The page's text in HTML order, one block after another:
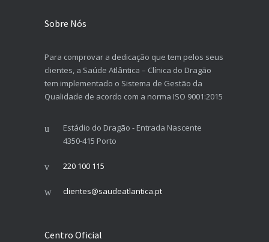
Sobre Nós
Para comprovar a dedicação que tem pelos seus
clientes, a Saúde Atlântica – Clínica do Dragão
tem implementado o Sistema de Gestão da
Qualidade de acordo com a norma ISO 9001:2015
Estádio do Dragão - Entrada Nascente
4350-415 Porto
220 100 115
clientes@saudeatlantica.pt
Centro Oficial